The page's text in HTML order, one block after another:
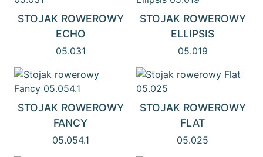
STOJAK ROWEROWY
ECHO
05.031
STOJAK ROWEROWY
ELLIPSIS
05.019
STOJAK ROWEROWY
FANCY
05.054.1
STOJAK ROWEROWY
FLAT
05.025